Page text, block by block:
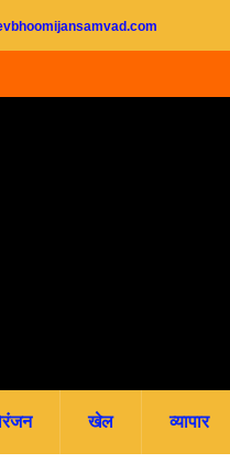
मुकदमों का निस्तारण
खेल व्यापार